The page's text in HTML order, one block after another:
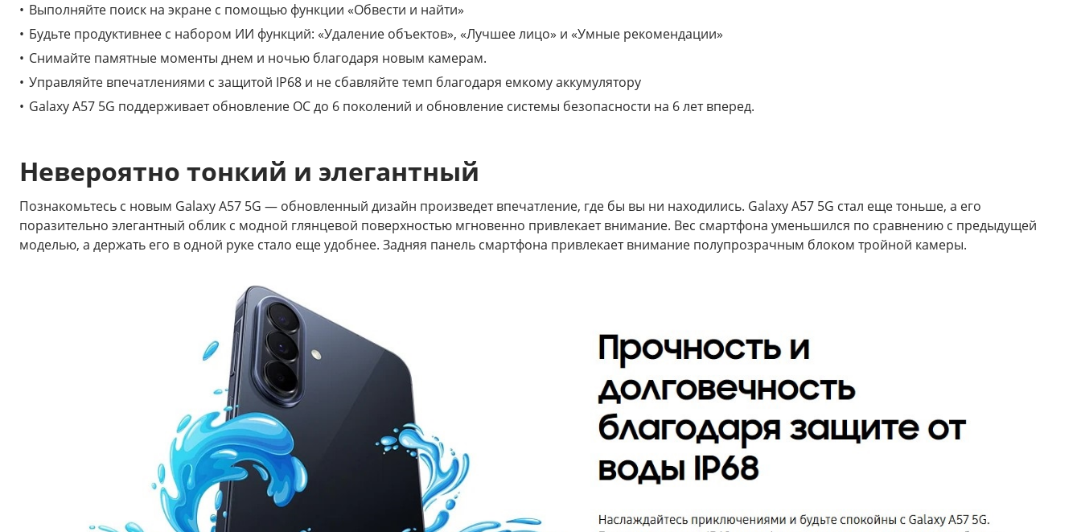
Выполняйте поиск на экране с помощью функции «Обвести и найти»
Будьте продуктивнее с набором ИИ функций: «Удаление объектов», «Лучшее лицо» и «Умные рекомендации»
Снимайте памятные моменты днем и ночью благодаря новым камерам.
Управляйте впечатлениями с защитой IP68 и не сбавляйте темп благодаря емкому аккумулятору
Galaxy A57 5G поддерживает обновление ОС до 6 поколений и обновление системы безопасности на 6 лет вперед.
Невероятно тонкий и элегантный
Познакомьтесь с новым Galaxy A57 5G — обновленный дизайн произведет впечатление, где бы вы ни находились. Galaxy A57 5G стал еще тоньше, а его
поразительно элегантный облик с модной глянцевой поверхностью мгновенно привлекает внимание. Вес смартфона уменьшился по сравнению с предыдущей
моделью, а держать его в одной руке стало еще удобнее. Задняя панель смартфона привлекает внимание полупрозрачным блоком тройной камеры.